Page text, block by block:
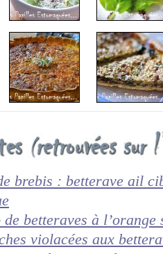
brebis : betterave ail
de betteraves à
violacées aux